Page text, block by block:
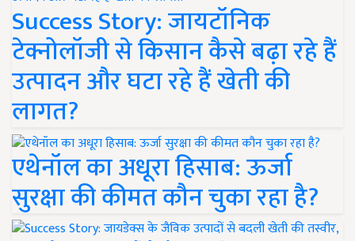
Success Story: जायटॉनिक
टेक्नोलॉजी से किसान कैसे बढ़ा रहे हैं
उत्पादन और घटा रहे हैं खेती की
लागत?
एथेनॉल का अधूरा हिसाब: ऊर्जा
सुरक्षा की कीमत कौन चुका रहा है?